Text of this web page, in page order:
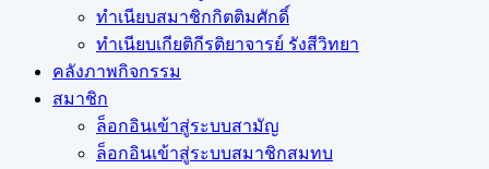
ทำเนียบสมาชิกกิตติมศักดิ์
ทำเนียบเกียติกีรติยาจารย์ รังสีวิทยา
คลังภาพกิจกรรม
สมาชิก
ล็อกอินเข้าสู่ระบบสามัญ
ล็อกอินเข้าสู่ระบบสมาชิกสมทบ